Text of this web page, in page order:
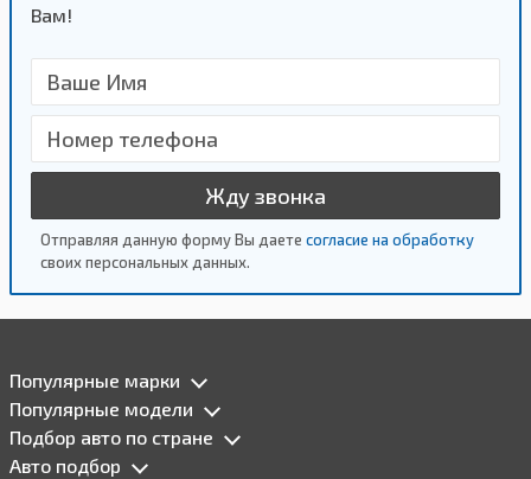
Вам!
Жду звонка
Отправляя данную форму Вы даете согласие на обработку
своих персональных данных.
Популярные марки
Популярные модели
Подбор авто по стране
Авто подбор